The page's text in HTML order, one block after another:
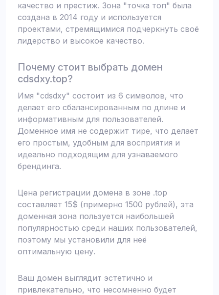
качество и престиж. Зона "точка топ" была
создана в 2014 году и используется
проектами, стремящимися подчеркнуть своё
лидерство и высокое качество.
Почему стоит выбрать домен
cdsdxy.top?
Имя "cdsdxy" состоит из 6 символов, что
делает его сбалансированным по длине и
информативным для пользователей.
Доменное имя не содержит тире, что делает
его простым, удобным для восприятия и
идеально подходящим для узнаваемого
брендинга.
Цена регистрации домена в зоне .top
составляет 15$ (примерно 1500 рублей), эта
доменная зона пользуется наибольшей
популярностью среди наших пользователей,
поэтому мы установили для неё
оптимальную цену.
Ваш домен выглядит эстетично и
привлекательно, что несомненно будет